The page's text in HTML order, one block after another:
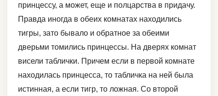
принцессу, а может, еще и полцарства в придачу.
Правда иногда в обеих комнатах находились
тигры, зато бывало и обратное за обеими
дверьми томились принцессы. На дверях комнат
висели таблички. Причем если в первой комнате
находилась принцесса, то табличка на ней была
истинная, а если тигр, то ложная. Со второй